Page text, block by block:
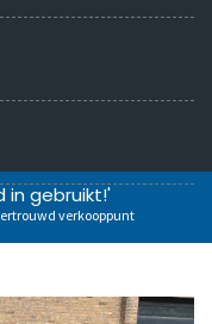
in gebruikt!'
verkooppunt